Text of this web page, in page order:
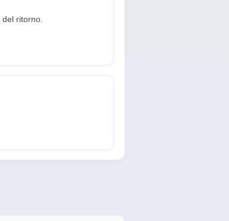
del ritorno.